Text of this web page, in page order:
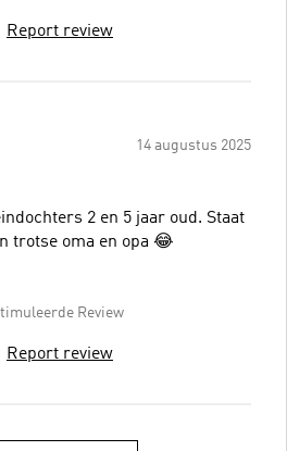
Report review
14 augustus 2025
2 en 5 jaar oud. Staat
trotse oma en opa 😂
Review
Report review